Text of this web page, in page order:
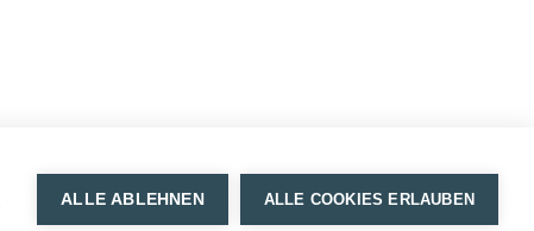
ALLE ABLEHNEN ALLE COOKIES ERLAUBEN